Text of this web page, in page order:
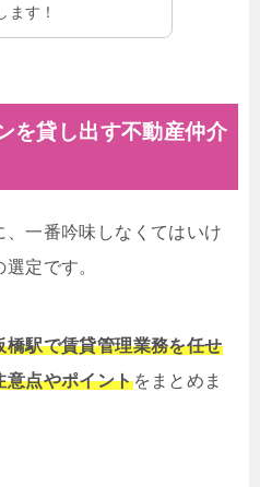
す！
を貸し出す不動産仲介
一番吟味しなくてはいけ
定です。
橋駅で賃貸管理業務を任せ
意点やポイントをまとめま